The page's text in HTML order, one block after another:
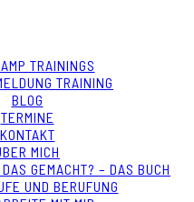
TRAININGS
TRAINING
BLOG
TERMINE
KONTAKT
MICH
GEMACHT? – DAS BUCH
UND BERUFUNG